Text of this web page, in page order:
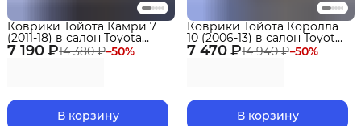
7 190 ₽14 380 ₽−50%
Коврики Тойота Камри 7
(2011-18) в салон Toyota
(XV50) с бортиками, эва,
eva
В корзину
7 470 ₽14 940 ₽−50%
Коврики Тойота Королла
10 (2006-13) в салон Toyota
(E140,150) с бортиками, эва,
eva
В корзину